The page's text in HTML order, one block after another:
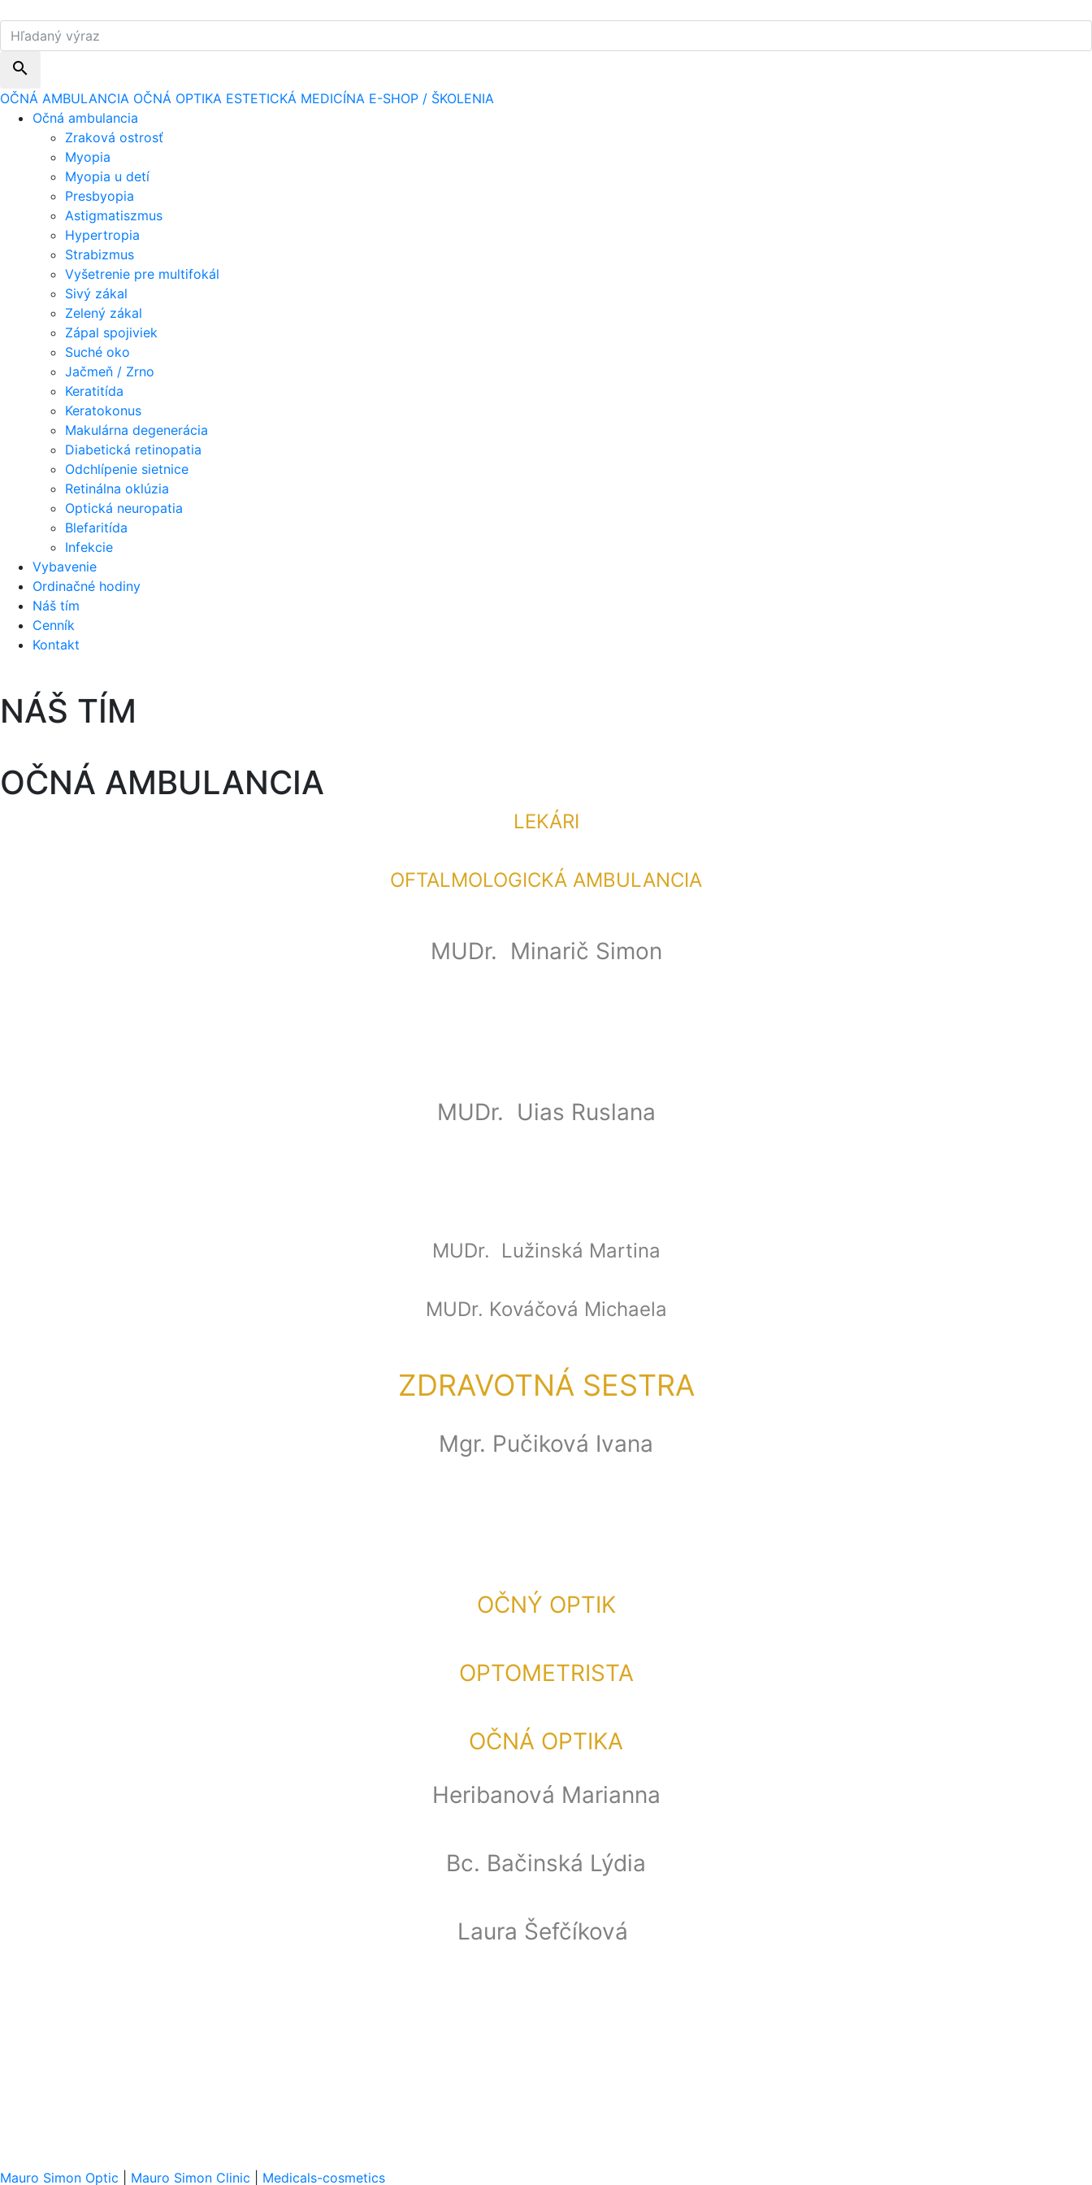
search
OČNÁ AMBULANCIA OČNÁ OPTIKA ESTETICKÁ MEDICÍNA E-SHOP / ŠKOLENIA
Očná ambulancia
Zraková ostrosť
Myopia
Myopia u detí
Presbyopia
Astigmatiszmus
Hypertropia
Strabizmus
Vyšetrenie pre multifokál
Sivý zákal
Zelený zákal
Zápal spojiviek
Suché oko
Jačmeň / Zrno
Keratitída
Keratokonus
Makulárna degenerácia
Diabetická retinopatia
Odchlípenie sietnice
Retinálna oklúzia
Optická neuropatia
Blefaritída
Infekcie
Vybavenie
Ordinačné hodiny
Náš tím
Cenník
Kontakt
NÁŠ TÍM
OČNÁ AMBULANCIA
LEKÁRI
OFTALMOLOGICKÁ AMBULANCIA
MUDr. Minarič Simon
MUDr. Uias Ruslana
MUDr. Lužinská Martina
MUDr. Kováčová Michaela
ZDRAVOTNÁ SESTRA
Mgr. Pučiková Ivana
OČNÝ OPTIK
OPTOMETRISTA
OČNÁ OPTIKA
Heribanová Marianna
Bc. Bačinská Lýdia
Laura Šefčíková
Mauro Simon Optic Mauro Simon Clinic Medicals-cosmetics